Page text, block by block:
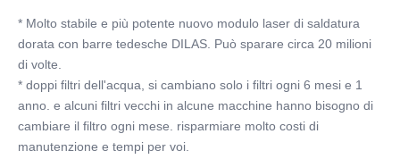
* Molto stabile e più potente nuovo modulo laser di saldatura
dorata con barre tedesche DILAS. Può sparare circa 20 milioni
di volte.
* doppi filtri dell'acqua, si cambiano solo i filtri ogni 6 mesi e 1
anno. e alcuni filtri vecchi in alcune macchine hanno bisogno di
cambiare il filtro ogni mese. risparmiare molto costi di
manutenzione e tempi per voi.